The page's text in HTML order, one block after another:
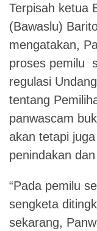
Terpisah ketua
(Bawaslu)
mengatakan,
proses pemilu
regulasi
tentang
panwascam
akan tetapi
penindakan
“Pada pemilu
sengketa
sekarang,